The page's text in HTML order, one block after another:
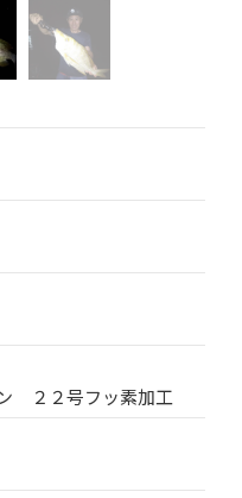
２２号フッ素加工